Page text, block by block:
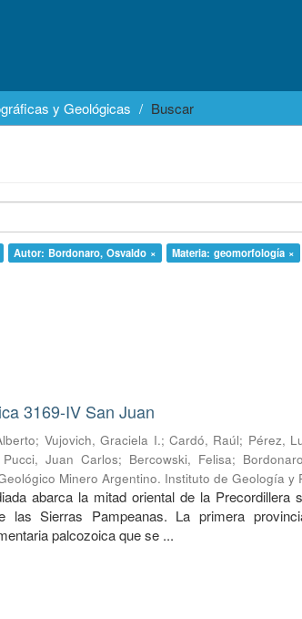
y Geológicas Buscar
Autor: Bordonaro, Osvaldo × Materia: geomorfología ×
3169-IV San Juan
; Vujovich, Graciela I.; Cardó, Raúl; Pérez,
Pucci, Juan Carlos; Bercowski, Felisa;
Minero Argentino. Instituto de Geología y
abarca la mitad oriental de la Precordillera
las Sierras Pampeanas. La primera
palcozoica que se ...